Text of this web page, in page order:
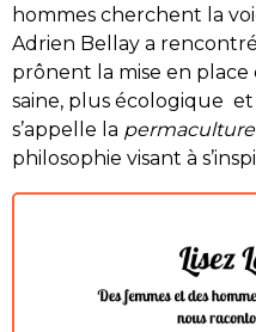
hommes cherchent la
Adrien Bellay a
prônent la mise en
saine, plus écologique
s’appelle la permaculture
philosophie visant à